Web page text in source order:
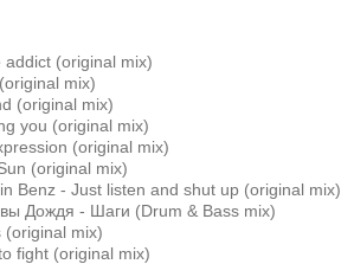
(original mix)
mix)
(original mix)
you (original mix)
(original mix)
(original mix)
Benz - Just listen and shut up (original mix)
Дождя - Шаги (Drum & Bass mix)
(original mix)
fight (original mix)